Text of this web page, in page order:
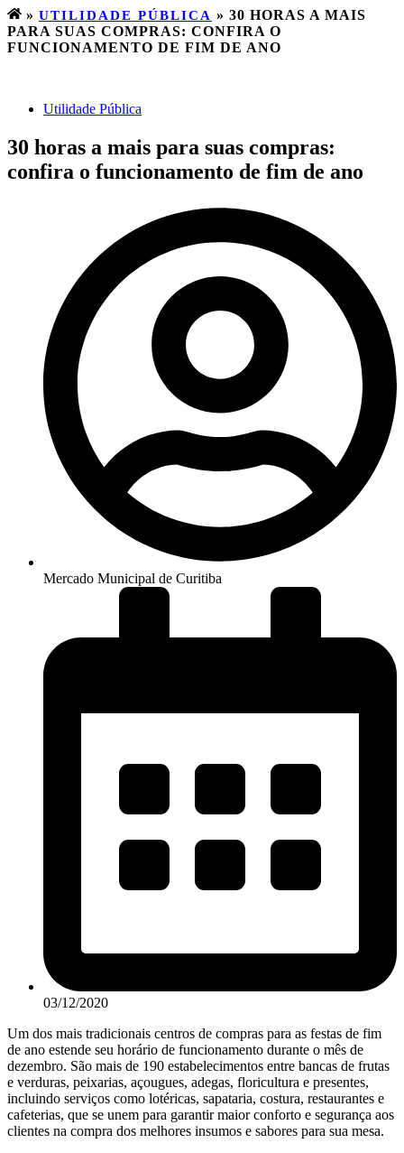
» UTILIDADE PÚBLICA » 30 HORAS A MAIS
PARA SUAS COMPRAS: CONFIRA O
FUNCIONAMENTO DE FIM DE ANO
Utilidade Pública
30 horas a mais para suas compras:
confira o funcionamento de fim de ano
Mercado Municipal de Curitiba
03/12/2020
Um dos mais tradicionais centros de compras para as festas de fim
de ano estende seu horário de funcionamento durante o mês de
dezembro. São mais de 190 estabelecimentos entre bancas de frutas
e verduras, peixarias, açougues, adegas, floricultura e presentes,
incluindo serviços como lotéricas, sapataria, costura, restaurantes e
cafeterias, que se unem para garantir maior conforto e segurança aos
clientes na compra dos melhores insumos e sabores para sua mesa.